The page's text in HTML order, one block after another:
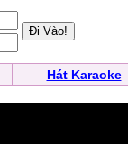
Hát Karaoke